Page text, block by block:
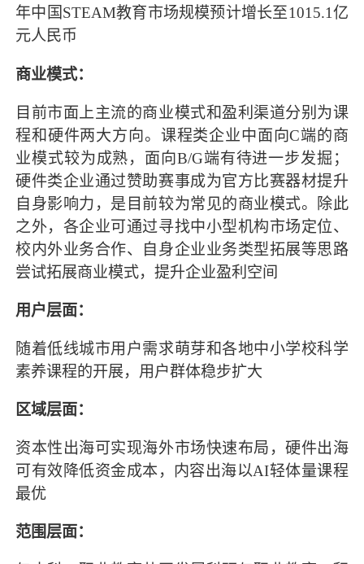
年中国STEAM教育市场规模预计增长至1015.1亿
元人民币
商业模式：
目前市面上主流的商业模式和盈利渠道分别为课
程和硬件两大方向。课程类企业中面向C端的商
业模式较为成熟，面向B/G端有待进一步发掘；
硬件类企业通过赞助赛事成为官方比赛器材提升
自身影响力，是目前较为常见的商业模式。除此
之外，各企业可通过寻找中小型机构市场定位、
校内外业务合作、自身企业业务类型拓展等思路
尝试拓展商业模式，提升企业盈利空间
用户层面：
随着低线城市用户需求萌芽和各地中小学校科学
素养课程的开展，用户群体稳步扩大
区域层面：
资本性出海可实现海外市场快速布局，硬件出海
可有效降低资金成本，内容出海以AI轻体量课程
最优
范围层面：